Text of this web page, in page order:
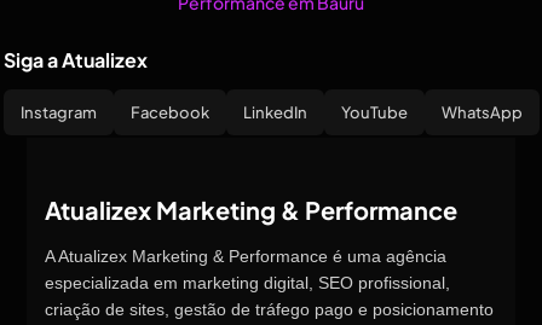
Siga a Atualizex
Instagram Facebook LinkedIn YouTube WhatsApp
Atualizex Marketing & Performance
A Atualizex Marketing & Performance é uma agência
especializada em marketing digital, SEO profissional,
criação de sites, gestão de tráfego pago e posicionamento